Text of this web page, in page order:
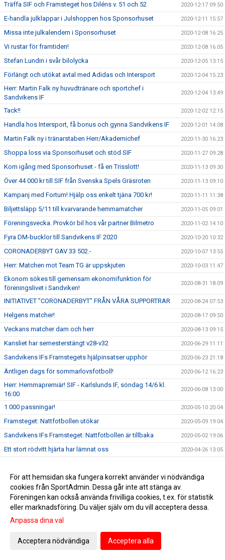
Träffa SIF och Framsteget hos Diléns v. 51 och 52 2020-12-17 09:50
E-handla julklappar i Julshoppen hos Sponsorhuset 2020-12-11 15:57
Missa inte julkalendern i Sponsorhuset 2020-12-08 16:25
Vi rustar för framtiden! 2020-12-08 16:05
Stefan Lundin i svår bilolycka 2020-12-05 13:15
Förlängt och utökat avtal med Adidas och Intersport 2020-12-04 15:23
Herr: Martin Falk ny huvudtränare och sportchef i
Sandvikens IF
2020-12-04 13:49
Tack!! 2020-12-02 12:15
Handla hos Intersport, få bonus och gynna Sandvikens IF 2020-12-01 14:08
Martin Falk ny i tränarstaben Herr/Akademichef 2020-11-30 16:23
Shoppa loss via Sponsorhuset och stöd SIF 2020-11-27 09:28
Kom igång med Sponsorhuset - få en Trisslott! 2020-11-13 09:30
Över 44 000 kr till SIF från Svenska Spels Gräsroten 2020-11-13 09:10
Kampanj med Fortum! Hjälp oss enkelt tjäna 700 kr! 2020-11-11 11:38
Biljettsläpp 5/11 till kvarvarande hemmamatcher 2020-11-05 09:01
Föreningsvecka. Provkör bil hos vår partner Bilmetro 2020-11-02 14:10
Fyra DM-bucklor till Sandvikens IF 2020 2020-10-20 10:32
CORONADERBYT GAV 33 502.- 2020-10-07 13:55
Herr: Matchen mot Team TG är uppskjuten 2020-10-03 11:47
Ekonom sökes till gemensam ekonomifunktion för
föreningslivet i Sandviken!
2020-08-31 18:09
INITIATIVET "CORONADERBYT" FRÅN VÅRA SUPPORTRAR 2020-08-24 07:53
Helgens matcher! 2020-08-17 09:50
Veckans matcher dam och herr 2020-08-13 09:15
Kansliet har semesterstängt v28-v32 2020-06-29 11:11
Sandvikens IFs Framstegets hjälpinsatser upphör 2020-06-23 21:18
Äntligen dags för sommarlovsfotboll! 2020-06-12 16:23
Herr: Hemmapremiär! SIF - Karlslunds IF, söndag 14/6 kl.
16:00
2020-06-08 13:00
1 000 passningar! 2020-05-10 20:04
Framsteget: Nattfotbollen utökar 2020-05-09 19:04
Sandvikens IFs Framsteget: Nattfotbollen är tillbaka 2020-05-02 19:06
Ett stort rödvitt hjärta har lämnat oss 2020-04-26 13:05
Sandvikens IF ställer om och upprättar servicetjänster i
Coronatider
2020-04-07 10:25
Nu kör vi vår årliga klädprovardag hos intersport. Tis 24/3
2020-03-23 09:18
Snart startar säsongen 2020. Vill du vara en del av
För att hemsidan ska fungera korrekt använder vi nödvändiga
cookies från SportAdmin. Dessa går inte att stänga av.
Föreningen kan också använda frivilliga cookies, t.ex. för statistik
eller marknadsföring. Du väljer själv om du vill acceptera dessa.
Anpassa dina val
Acceptera nödvändiga Acceptera alla